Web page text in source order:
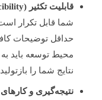
قابلیت تکثیر (Reproducibility):
شما قابل تکرار است.
حداقل توضیحات کافی
محیط توسعه باید به
نتایج شما را بازتولید کنند.
نتیجه‌گیری و کارهای آتی: